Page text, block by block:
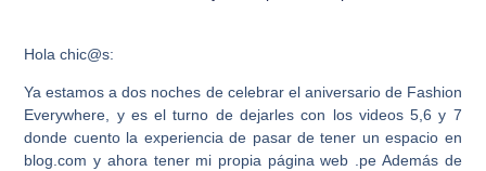
Hola chic@s:
Ya estamos a dos noches de celebrar el aniversario de Fashion
Everywhere, y es el turno de dejarles con los videos 5,6 y 7
donde cuento la experiencia de pasar de tener un espacio en
blog.com y ahora tener mi propia página web .pe Además de